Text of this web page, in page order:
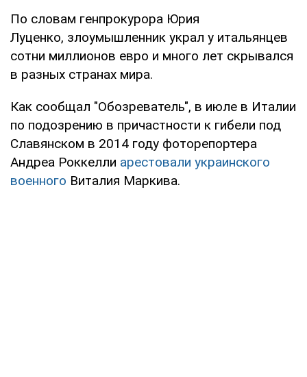
По словам генпрокурора Юрия
Луценко, злоумышленник украл у итальянцев
сотни миллионов евро и много лет скрывался
в разных странах мира.
Как сообщал "Обозреватель", в июле в Италии
по подозрению в причастности к гибели под
Славянском в 2014 году фоторепортера
Андреа Роккелли арестовали украинского
военного Виталия Маркива.